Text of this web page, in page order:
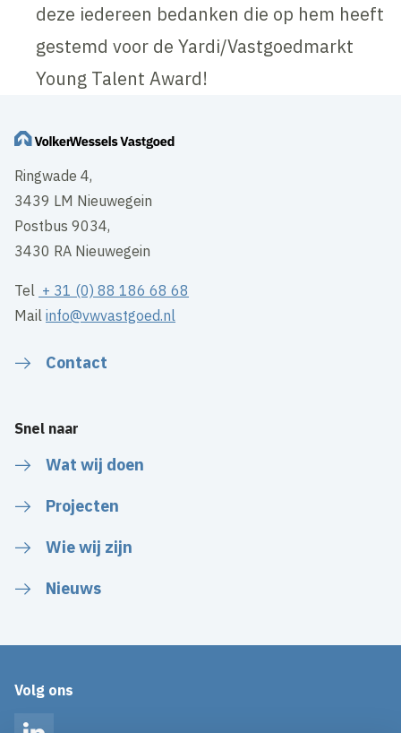
deze iedereen bedanken die op hem heeft
gestemd voor de Yardi/Vastgoedmarkt
Young Talent Award!
Ringwade 4,
3439 LM Nieuwegein
Postbus 9034,
3430 RA Nieuwegein
Tel + 31 (0) 88 186 68 68
Mailinfo@vwvastgoed.nl
Contact
Snel naar
Wat wij doen
Projecten
Wie wij zijn
Nieuws
Volg ons